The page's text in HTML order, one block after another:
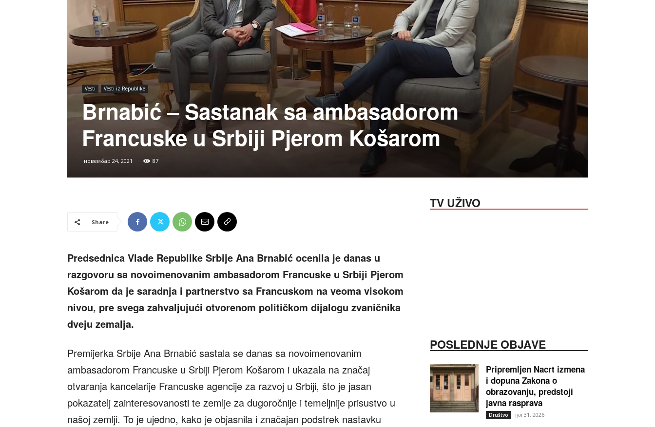
Vesti Vesti iz Republike
Brnabić – Sastanak sa ambasadorom
Francuske u Srbiji Pjerom Košarom
новембар 24, 2021 87
Share
Predsednica Vlade Republike Srbije Ana Brnabić ocenila je danas u
razgovoru sa novoimenovanim ambasadorom Francuske u Srbiji Pjerom
Košarom da je saradnja i partnerstvo sa Francuskom na veoma visokom
nivou, pre svega zahvaljujući otvorenom političkom dijalogu zvaničnika
dveju zemalja.
Premijerka Srbije Ana Brnabić sastala se danas sa novoimenovanim
ambasadorom Francuske u Srbiji Pjerom Košarom i ukazala na značaj
otvaranja kancelarije Francuske agencije za razvoj u Srbiji, što je jasan
pokazatelj zainteresovanosti te zemlje za dugoročnije i temeljnije prisustvo u
našoj zemlji. To je ujedno, kako je objasnila i značajan podstrek nastavku
TV UŽIVO
POSLEDNJE OBJAVE
Pripremljen Nacrt izmena
i dopuna Zakona o
obrazovanju, predstoji
javna rasprava
Društvo јул 31, 2026